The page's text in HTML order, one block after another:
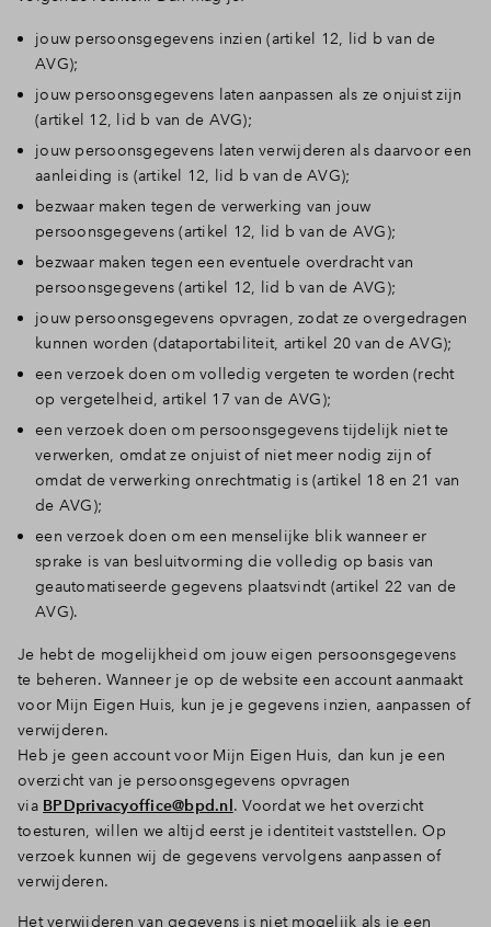
jouw persoonsgegevens inzien (artikel 12, lid b van de
AVG);
jouw persoonsgegevens laten aanpassen als ze onjuist zijn
(artikel 12, lid b van de AVG);
jouw persoonsgegevens laten verwijderen als daarvoor een
aanleiding is (artikel 12, lid b van de AVG);
bezwaar maken tegen de verwerking van jouw
persoonsgegevens (artikel 12, lid b van de AVG);
bezwaar maken tegen een eventuele overdracht van
persoonsgegevens (artikel 12, lid b van de AVG);
jouw persoonsgegevens opvragen, zodat ze overgedragen
kunnen worden (dataportabiliteit, artikel 20 van de AVG);
een verzoek doen om volledig vergeten te worden (recht
op vergetelheid, artikel 17 van de AVG);
een verzoek doen om persoonsgegevens tijdelijk niet te
verwerken, omdat ze onjuist of niet meer nodig zijn of
omdat de verwerking onrechtmatig is (artikel 18 en 21 van
de AVG);
een verzoek doen om een menselijke blik wanneer er
sprake is van besluitvorming die volledig op basis van
geautomatiseerde gegevens plaatsvindt (artikel 22 van de
AVG).
Je hebt de mogelijkheid om jouw eigen persoonsgegevens
te beheren. Wanneer je op de website een account aanmaakt
voor Mijn Eigen Huis, kun je je gegevens inzien, aanpassen of
verwijderen.
Heb je geen account voor Mijn Eigen Huis, dan kun je een
overzicht van je persoonsgegevens opvragen
via BPDprivacyoffice@bpd.nl. Voordat we het overzicht
toesturen, willen we altijd eerst je identiteit vaststellen. Op
verzoek kunnen wij de gegevens vervolgens aanpassen of
verwijderen.
Het verwijderen van gegevens is niet mogelijk als je een